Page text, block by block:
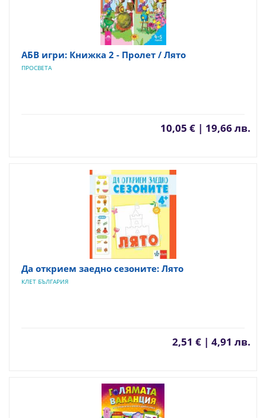
АБВ игри: Книжка 2 - Пролет / Лято
ПРОСВЕТА
10,05 € | 19,66 лв.
Да открием заедно сезоните: Лято
КЛЕТ БЪЛГАРИЯ
2,51 € | 4,91 лв.